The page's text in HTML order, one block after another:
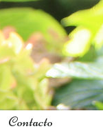
Contacto